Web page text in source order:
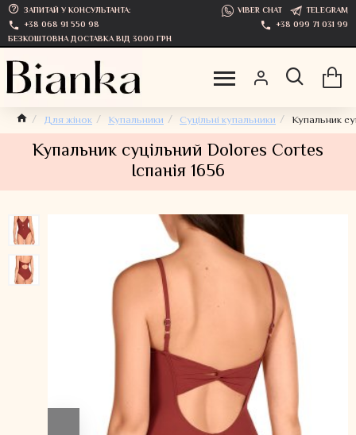
ЗАПИТАЙ У КОНСУЛЬТАНТА: VIBER CHAT
TELEGRAM
+38 068 91 550 98
+38 099 71 031 99
БЕЗКОШТОВНА ДОСТАВКА ВІД 3000 ГРН
Для жінок Купальники Суцільні купальники Купальник
Купальник суцільний Dolores Cortes
Іспанія 1656